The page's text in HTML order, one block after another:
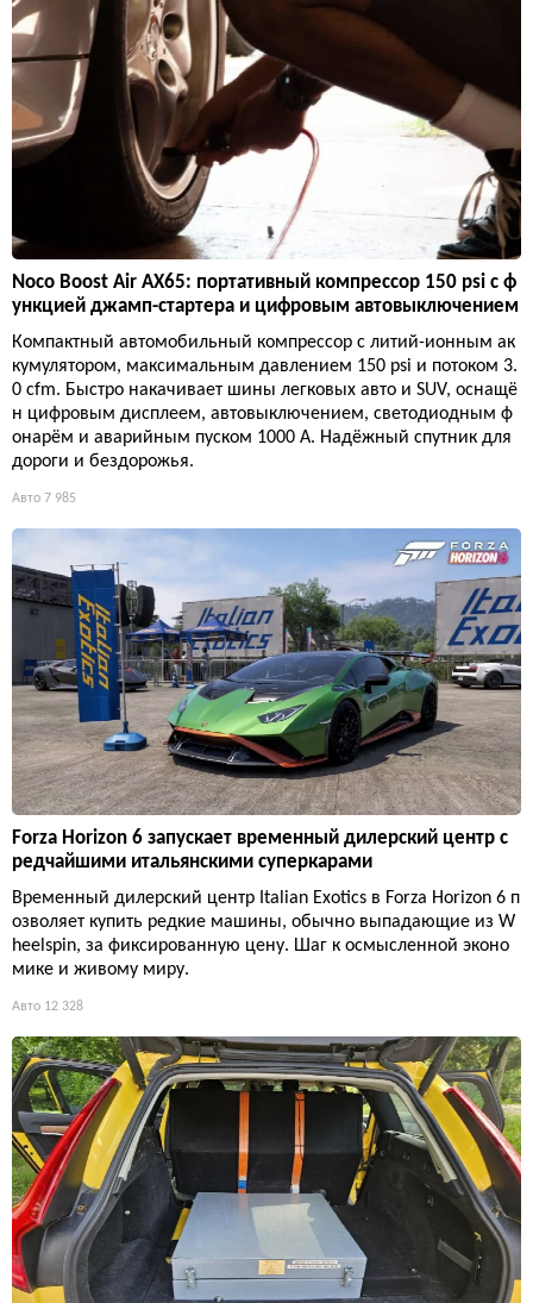
Noco Boost Air AX65: портативный компрессор 150 psi с ф
ункцией джамп-стартера и цифровым автовыключением
Компактный автомобильный компрессор с литий-ионным ак
кумулятором, максимальным давлением 150 psi и потоком 3.
0 cfm. Быстро накачивает шины легковых авто и SUV, оснащё
н цифровым дисплеем, автовыключением, светодиодным ф
онарём и аварийным пуском 1000 А. Надёжный спутник для
дороги и бездорожья.
Авто 7 985
Forza Horizon 6 запускает временный дилерский центр с
редчайшими итальянскими суперкарами
Временный дилерский центр Italian Exotics в Forza Horizon 6 п
озволяет купить редкие машины, обычно выпадающие из W
heelspin, за фиксированную цену. Шаг к осмысленной эконо
мике и живому миру.
Авто 12 328